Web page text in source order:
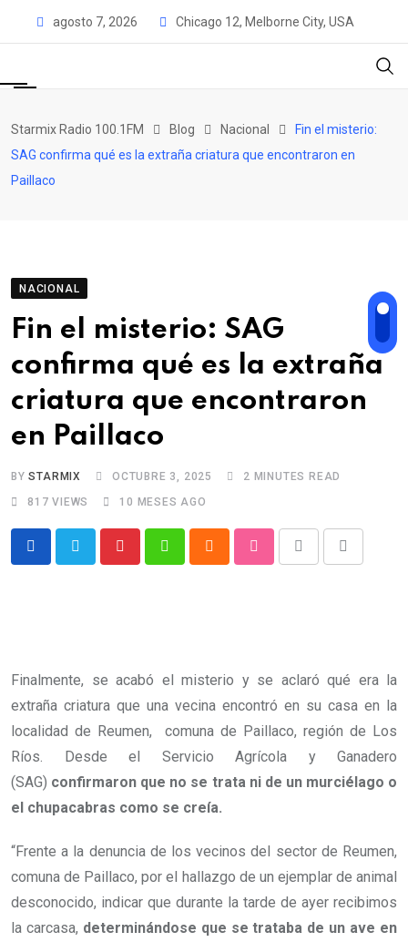
agosto 7, 2026 Chicago 12, Melborne City, USA
Starmix Radio 100.1FM Blog Nacional
Fin el misterio:
SAG confirma qué es la extraña criatura que encontraron en
Paillaco
NACIONAL
Fin el misterio: SAG
confirma qué es la extraña
criatura que encontraron
en Paillaco
BYSTARMIX OCTUBRE 3, 2025
2 MINUTES READ
817 VIEWS 10 MESES AGO
Finalmente, se acabó el misterio y se aclaró qué era la
extraña criatura que una vecina encontró en su casa en la
localidad de Reumen, comuna de Paillaco, región de Los
Ríos. Desde el Servicio Agrícola y Ganadero
(SAG) confirmaron que no se trata ni de un murciélago o
el chupacabras como se creía.
“Frente a la denuncia de los vecinos del sector de Reumen,
comuna de Paillaco, por el hallazgo de un ejemplar de animal
desconocido, indicar que durante la tarde de ayer recibimos
la carcasa, determinándose que se trataba de un ave en